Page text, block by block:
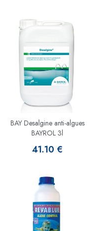
BAY Desalgine anti-algues
BAYROL 3l
41.10 €